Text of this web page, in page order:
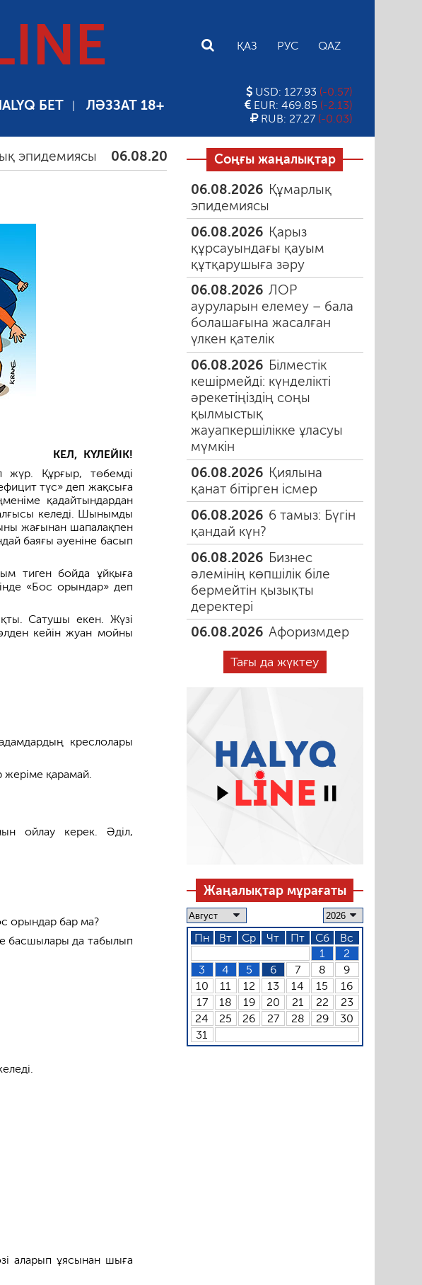
ҚАЗ РУС QAZ
БЕТ ЛӘЗЗАТ 18+
USD: 127.93 (-0.57)
EUR: 469.85 (-2.13)
RUB: 27.27 (-0.03)
06.08.2026 Қарыз құрсауындағы қауым құтқарушыға
КЕЛ, КҮЛЕЙІК!
жүр. Құрғыр, төбемді
түс» деп жақсыға
қадайтындардан
келеді. Шынымды
жағынан шапалақпен
баяғы әуеніне басып
тиген бойда ұйқыға
«Бос орындар» деп
Сатушы екен. Жүзі
кейін жуан мойны
креслолары
қарамай.
ойлау керек. Әділ,
орындар бар ма?
басшылары да табылып
аларып ұясынан шыға
Соңғы жаңалықтар
06.08.2026 Құмарлық
эпидемиясы
06.08.2026 Қарыз
құрсауындағы қауым
құтқарушыға зәру
06.08.2026 ЛОР
ауруларын елемеу – бала
болашағына жасалған
үлкен қателік
06.08.2026 Білместік
кешірмейді: күнделікті
әрекетіңіздің соңы
қылмыстық
жауапкершілікке ұласуы
мүмкін
06.08.2026 Қиялына
қанат бітірген ісмер
06.08.2026 6 тамыз: Бүгін
қандай күн?
06.08.2026 Бизнес
әлемінің көпшілік біле
бермейтін қызықты
деректері
06.08.2026 Афоризмдер
Тағы да жүктеу
Жаңалықтар мұрағаты
Пн Вт Ср Чт Пт Сб
Вс
1
2
3
4 5 6 7 8
9
10
11 12 13 14 15
16
17
18 19 20 21 22
23
24
25 26 27 28 29
30
31